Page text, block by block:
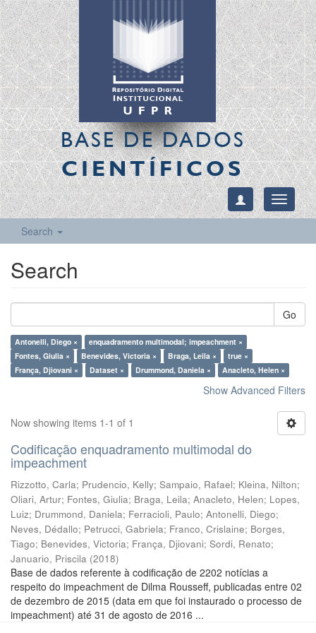
BASE DE DADOS
CIENTÍFICOS
Toggle
Search
Search
Go
Antonelli, Diego ×
enquadramento multimodal; impeachment ×
Fontes, Giulia ×
Benevides, Victoria × Braga, Leila ×
true ×
França, Djiovani ×
Dataset × Drummond, Daniela × Anacleto, Helen ×
Show Advanced Filters
Now showing items 1-1 of 1
Codificação enquadramento multimodal do
impeachment
Rizzotto, Carla; Prudencio, Kelly; Sampaio, Rafael; Kleina, Nilton;
Oliari, Artur; Fontes, Giulia; Braga, Leila; Anacleto, Helen; Lopes,
Luiz; Drummond, Daniela; Ferracioli, Paulo; Antonelli, Diego;
Neves, Dédallo; Petrucci, Gabriela; Franco, Crislaine; Borges,
Tiago; Benevides, Victoria; França, Djiovani; Sordi, Renato;
Januario, Priscila (2018)
Base de dados referente à codificação de 2202 notícias a
respeito do impeachment de Dilma Rousseff, publicadas entre 02
de dezembro de 2015 (data em que foi instaurado o processo de
impeachment) até 31 de agosto de 2016 ...